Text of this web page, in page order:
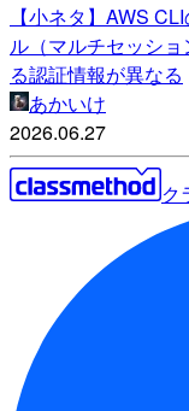
【小ネタ】AWS
ル（マルチセッシ
る認証情報が異なる
あかいけ
2026.06.27
ク